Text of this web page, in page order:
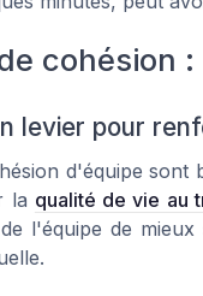
cohésion
levier pour
d'équipe
la qualité de vie au
l'équipe de